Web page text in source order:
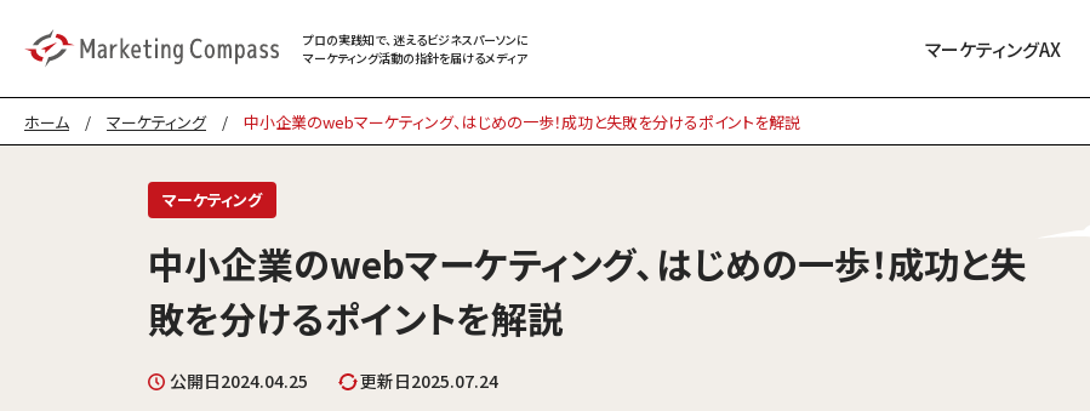
プロの実践知で、迷えるビジネスパーソンに
マーケティング活動の指針を届けるメディア マーケティングAX
ホーム / マーケティング/ 中小企業のwebマーケティング、はじめの一歩！成功と失敗を分けるポイントを解説
マーケティング
中小企業のwebマーケティング、はじめの一歩！成功と失
敗を分けるポイントを解説
公開日2024.04.25 更新日2025.07.24